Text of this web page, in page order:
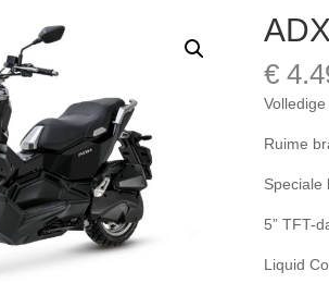
€
Ruime
Speciale
5” TFT-
Liquid